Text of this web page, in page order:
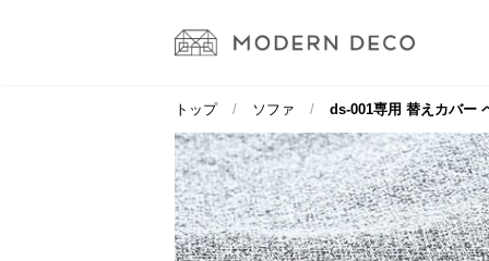
トップ ソファ ds-001専用 替えカバー